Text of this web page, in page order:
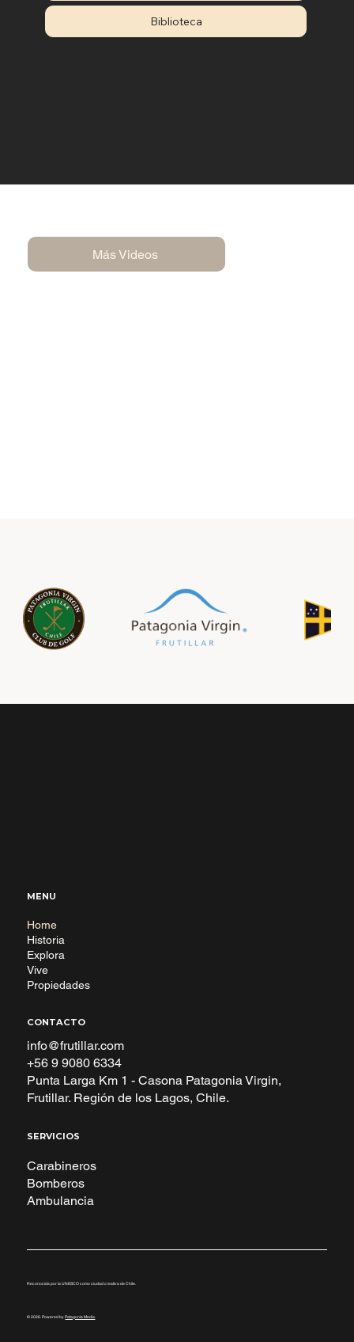
Biblioteca
Más Videos
CONTACTO
info@frutillar.com
+56 9 9080 6334
Punta Larga Km 1 - Casona Patagonia Virgin,
Frutillar. Región de los Lagos, Chile.
MENU
Home
Historia
Explora
Vive
Propiedades
SERVICIOS
Carabineros
Bomberos
Ambulancia
Reconocida por la UNESCO como ciudad creativa de Chile.
© 2026. Powered byPatagonia Media